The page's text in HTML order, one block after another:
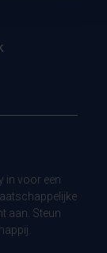
in voor een
aan. Steun